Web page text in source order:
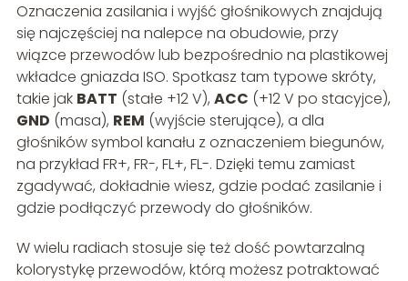
Oznaczenia zasilania i wyjść głośnikowych znajdują
się najczęściej na nalepce na obudowie, przy
wiązce przewodów lub bezpośrednio na plastikowej
wkładce gniazda ISO. Spotkasz tam typowe skróty,
takie jak BATT (stałe +12 V), ACC (+12 V po stacyjce),
GND (masa), REM (wyjście sterujące), a dla
głośników symbol kanału z oznaczeniem biegunów,
na przykład FR+, FR-, FL+, FL-. Dzięki temu zamiast
zgadywać, dokładnie wiesz, gdzie podać zasilanie i
gdzie podłączyć przewody do głośników.
W wielu radiach stosuje się też dość powtarzalną
kolorystykę przewodów, którą możesz potraktować